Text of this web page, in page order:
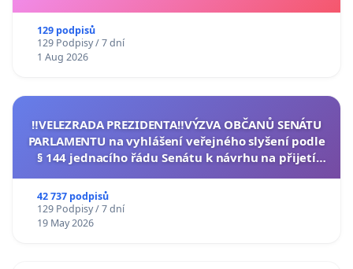
129 podpisů
129 Podpisy / 7 dní
1 Aug 2026
‼️VELEZRADA PREZIDENTA‼️VÝZVA OBČANŮ SENÁTU
PARLAMENTU na vyhlášení veřejného slyšení podle
§ 144 jednacího řádu Senátu k návrhu na přijetí
42 737 podpisů
129 Podpisy / 7 dní
19 May 2026